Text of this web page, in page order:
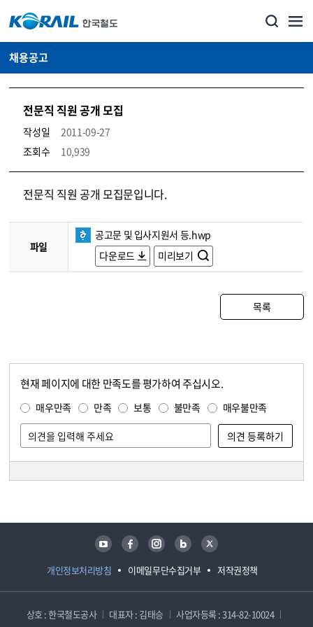
채용공고
전문직 직원 공개 모집
작성일
2011-09-27
조회수
10,939
코레일소개_경영공시_채용공고 상세보기 – 내용, 파일, 담당자 연락처로 구성
전문직 직원 공개 모집문입니다.
파일
공고문 및 입사지원서 등.hwp
다운로드
미리보기
목록
현재 페이지에 대한 만족도를 평가하여 주십시오.
매우만족 만족 보통 불만족 매우불만족
개인정보처리방침 이메일무단수집거부 저작권정책
유튜브 페이스북 인스타그램 블로그 트위터
상호 : 한국철도공사 대표자 : 김태승
사업자등록 : 314-82-10024